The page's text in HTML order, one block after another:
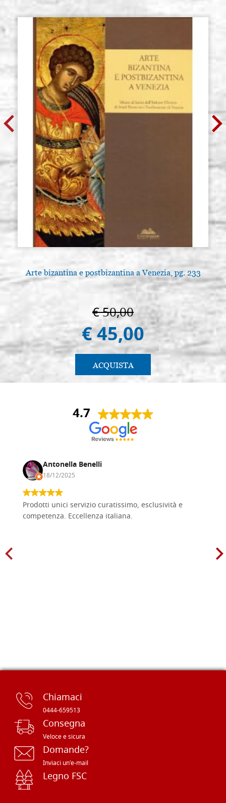
Arte bizantina e postbizantina a Venezia, pg. 233
€ 50,00
€ 45,00
ACQUISTA
4.7
Antonella Benelli
18/12/2025
Prodotti unici servizio curatissimo, esclusività e
competenza. Eccellenza italiana.
Chiamaci
0444-659513
Consegna
Veloce e sicura
Domande?
Inviaci un'e-mail
Legno FSC